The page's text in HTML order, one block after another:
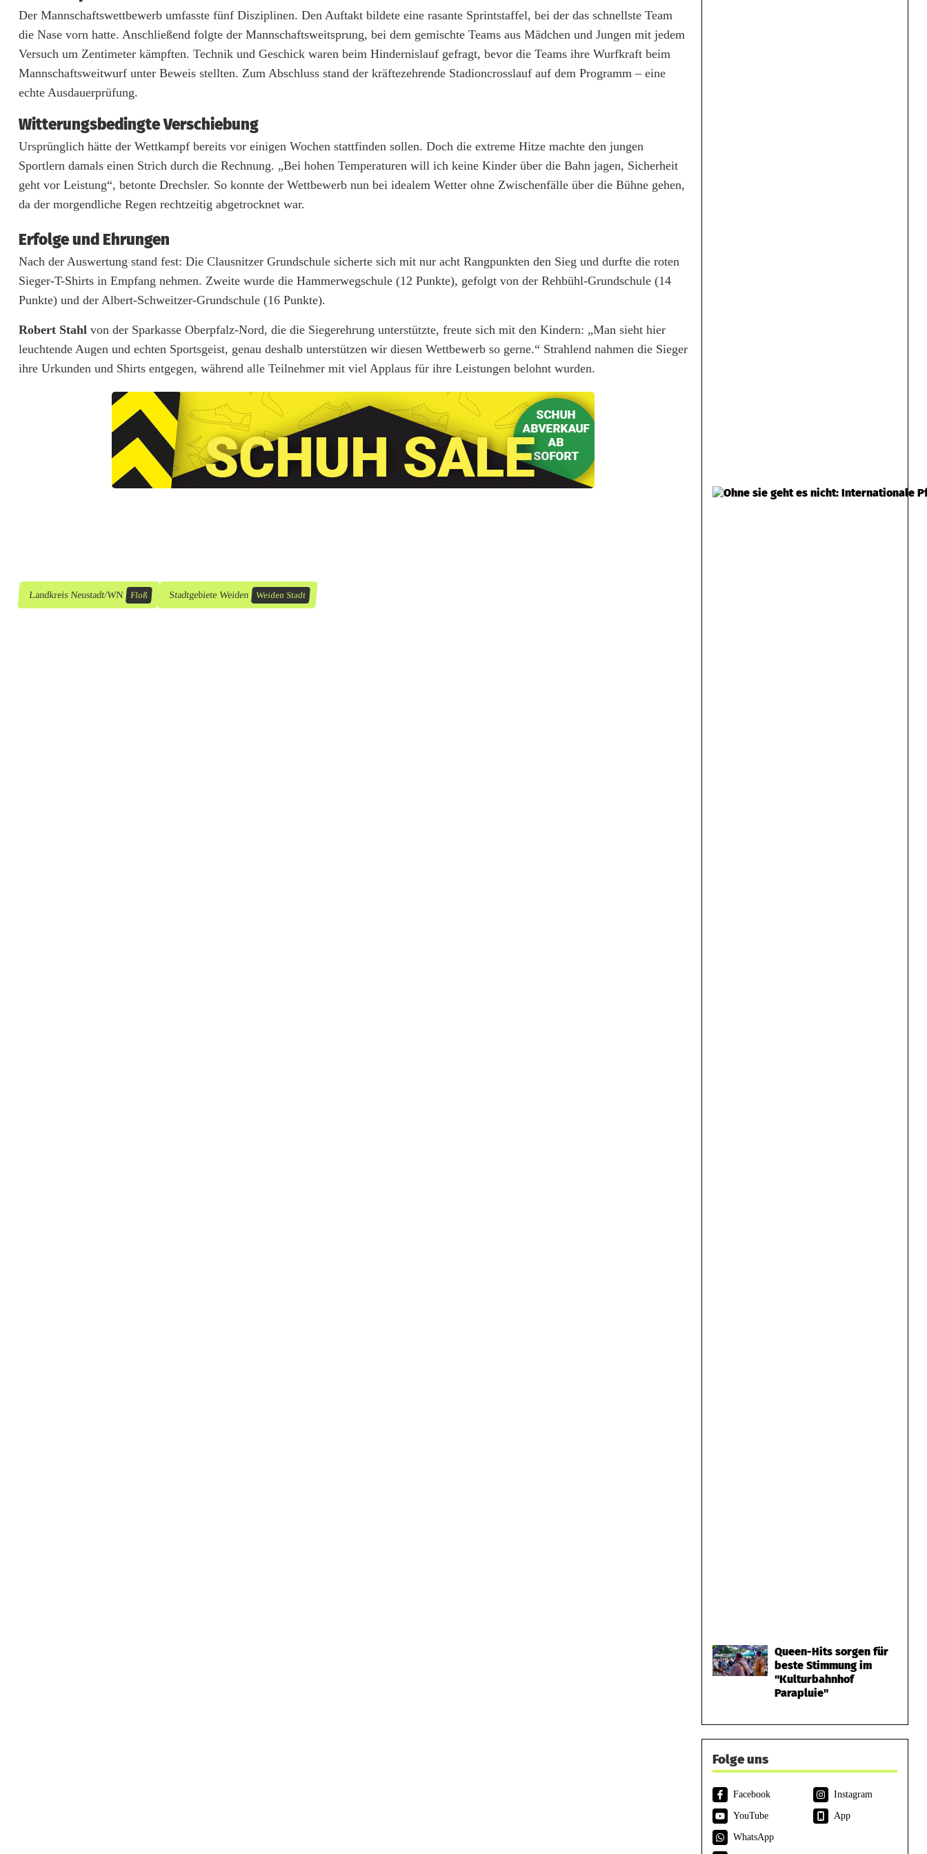
m
g
e
i
t
u
n
d
T
e
m
o
b
e
n
Der Mannschaftswettbewerb umfasste fünf Disziplinen. Den Auftakt bildete eine rasante Sprintstaffel, bei der das schnellste Team
die Nase vorn hatte. Anschließend folgte der Mannschaftsweitsprung, bei dem gemischte Teams aus Mädchen und Jungen mit jedem
Versuch um Zentimeter kämpften. Technik und Geschick waren beim Hindernislauf gefragt, bevor die Teams ihre Wurfkraft beim
Mannschaftsweitwurf unter Beweis stellten. Zum Abschluss stand der kräftezehrende Stadioncrosslauf auf dem Programm – eine
echte Ausdauerprüfung.
Witterungsbedingte Verschiebung
Ursprünglich hätte der Wettkampf bereits vor einigen Wochen stattfinden sollen. Doch die extreme Hitze machte den jungen
Sportlern damals einen Strich durch die Rechnung. „Bei hohen Temperaturen will ich keine Kinder über die Bahn jagen, Sicherheit
geht vor Leistung“, betonte Drechsler. So konnte der Wettbewerb nun bei idealem Wetter ohne Zwischenfälle über die Bühne gehen,
da der morgendliche Regen rechtzeitig abgetrocknet war.
Erfolge und Ehrungen
Nach der Auswertung stand fest: Die Clausnitzer Grundschule sicherte sich mit nur acht Rangpunkten den Sieg und durfte die roten
Sieger-T-Shirts in Empfang nehmen. Zweite wurde die Hammerwegschule (12 Punkte), gefolgt von der Rehbühl-Grundschule (14
Punkte) und der Albert-Schweitzer-Grundschule (16 Punkte).
Robert Stahl von der Sparkasse Oberpfalz-Nord, die die Siegerehrung unterstützte, freute sich mit den Kindern: „Man sieht hier
leuchtende Augen und echten Sportsgeist, genau deshalb unterstützen wir diesen Wettbewerb so gerne.“ Strahlend nahmen die Sieger
ihre Urkunden und Shirts entgegen, während alle Teilnehmer mit viel Applaus für ihre Leistungen belohnt wurden.
Landkreis Neustadt/WN Floß Stadtgebiete Weiden Weiden Stadt
Queen-Hits sorgen für
beste Stimmung im
"Kulturbahnhof
Parapluie"
Folge uns
Facebook
Instagram
YouTube
App
WhatsApp